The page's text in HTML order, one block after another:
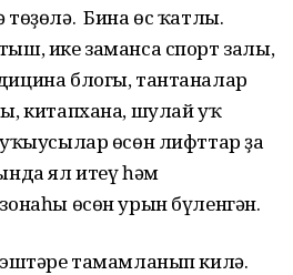
төҙөлә. Бина өс ҡатлы.
ике заманса спорт залы,
блогы, тантаналар
китапхана, шулай уҡ
өсөн лифттар ҙа
ял итеү һәм
өсөн урын бүленгән.
эштәре тамамланып килә.